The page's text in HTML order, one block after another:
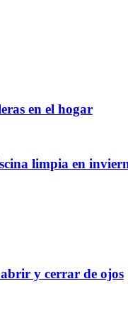
en el hogar
limpia en
y cerrar de ojos